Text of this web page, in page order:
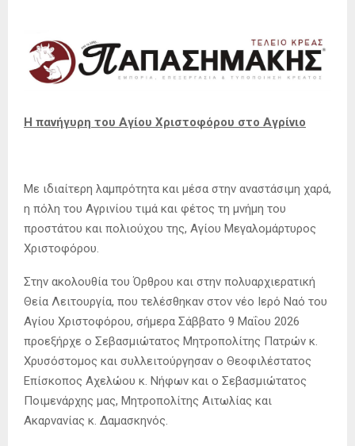
Η πανήγυρη του Αγίου Χριστοφόρου στο Αγρίνιο
Με ιδιαίτερη λαμπρότητα και μέσα στην αναστάσιμη χαρά,
η πόλη του Αγρινίου τιμά και φέτος τη μνήμη του
προστάτου και πολιούχου της, Αγίου Μεγαλομάρτυρος
Χριστοφόρου.
Στην ακολουθία του Όρθρου και στην πολυαρχιερατική
Θεία Λειτουργία, που τελέσθηκαν στον νέο Ιερό Ναό του
Αγίου Χριστοφόρου, σήμερα Σάββατο 9 Μαΐου 2026
προεξήρχε ο Σεβασμιώτατος Μητροπολίτης Πατρών κ.
Χρυσόστομος και συλλειτούργησαν ο Θεοφιλέστατος
Επίσκοπος Αχελώου κ. Νήφων και ο Σεβασμιώτατος
Ποιμενάρχης μας, Μητροπολίτης Αιτωλίας και
Ακαρνανίας κ. Δαμασκηνός.